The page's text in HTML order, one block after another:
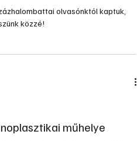
olvasónktól kaptuk,
közzé!
műhelye